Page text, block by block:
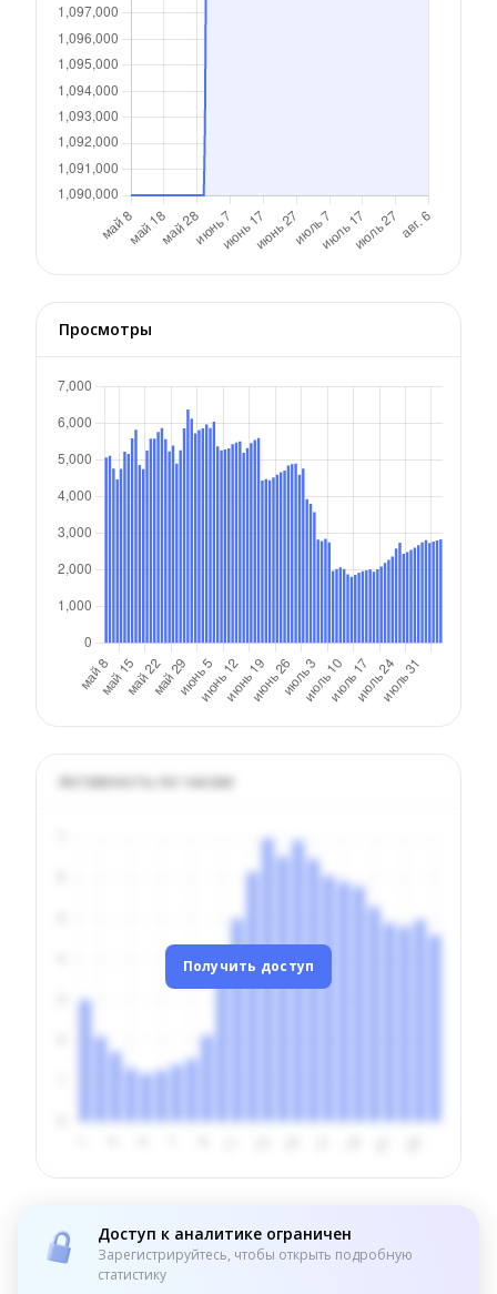
Просмотры
Активность по часам
Получить доступ
Доступ к аналитике ограничен
Зарегистрируйтесь, чтобы открыть подробную
статистику